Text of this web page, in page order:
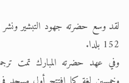
لقد وسع حضرته جهود التبشير ونشر
152 بلدا.
وفي عهد حضرته المبارك تمت